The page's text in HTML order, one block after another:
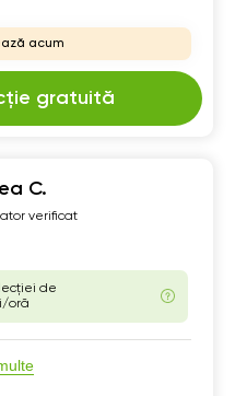
acum
gratuită
C.
verificat
de
oră